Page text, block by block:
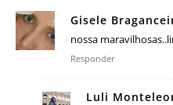
Gisele
nossa
Responder
Luli